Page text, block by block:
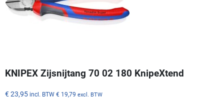
KNIPEX Zijsnijtang 70 02 180 KnipeXtend
€ 23,95 incl. BTW € 19,79 excl. BTW